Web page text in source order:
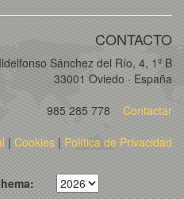
CONTACTO
Ildelfonso Sánchez del Río, 4, 1º B
33001 Oviedo · España
985 285 778
Contactar
| Cookies | Política de Privacidad